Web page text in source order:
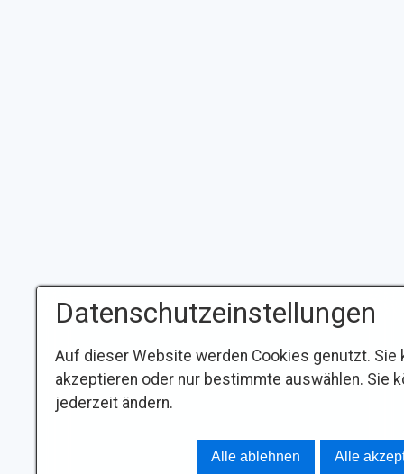
Datenschutzeinstellungen
Auf dieser Website werden Cookies genutzt. Sie
akzeptieren oder nur bestimmte auswählen. Sie
jederzeit ändern.
Alle ablehnen Alle